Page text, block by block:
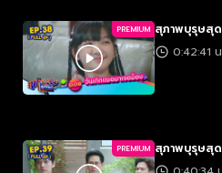
PREMIUM สุภาพบุรุษสุ
0:42:41
PREMIUM สุภาพบุรุษสุ